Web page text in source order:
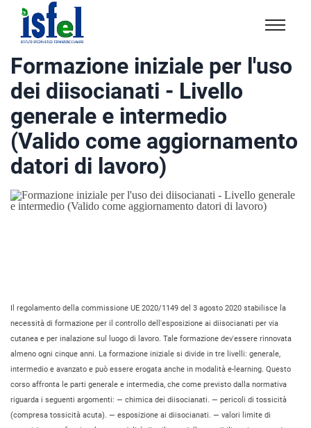
Isfel
Istituto
specialistico
formazione
e
lavoro
Formazione iniziale per l'uso
dei diisocianati - Livello
generale e intermedio
(Valido come aggiornamento
datori di lavoro)
Il regolamento della commissione UE 2020/1149 del 3 agosto 2020 stabilisce la
necessità di formazione per il controllo dell'esposizione ai diisocianati per via
cutanea e per inalazione sul luogo di lavoro. Tale formazione dev'essere rinnovata
almeno ogni cinque anni. La formazione iniziale si divide in tre livelli: generale,
intermedio e avanzato e può essere erogata anche in modalità e-learning. Questo
corso affronta le parti generale e intermedia, che come previsto dalla normativa
riguarda i seguenti argomenti: — chimica dei diisocianati. — pericoli di tossicità
(compresa tossicità acuta). — esposizione ai diisocianati. — valori limite di